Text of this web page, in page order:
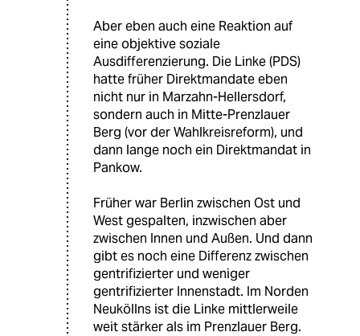
Aber eben auch eine Reaktion auf
eine objektive soziale
Ausdifferenzierung. Die Linke (PDS)
hatte früher Direktmandate eben
nicht nur in Marzahn-Hellersdorf,
sondern auch in Mitte-Prenzlauer
Berg (vor der Wahlkreisreform), und
dann lange noch ein Direktmandat in
Pankow.
Früher war Berlin zwischen Ost und
West gespalten, inzwischen aber
zwischen Innen und Außen. Und dann
gibt es noch eine Differenz zwischen
gentrifizierter und weniger
gentrifizierter Innenstadt. Im Norden
Neuköllns ist die Linke mittlerweile
weit stärker als im Prenzlauer Berg.